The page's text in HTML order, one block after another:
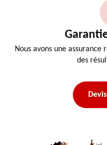
Nous avons une
des